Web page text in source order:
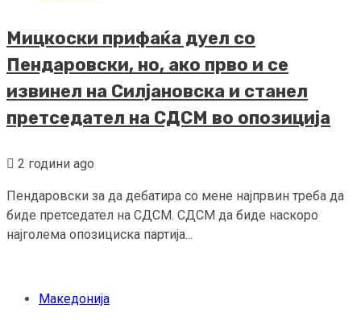
Мицкоски прифаќа дуел со
Пендаровски, но, ако прво и се
извинел на Силјановска и станел
претседател на СДСМ во опозиција
2 години ago
Пендаровски за да дебатира со мене најпрвин треба да
биде претседател на СДСМ. СДСМ да биде наскоро
најголема опозициска партија...
Македонија